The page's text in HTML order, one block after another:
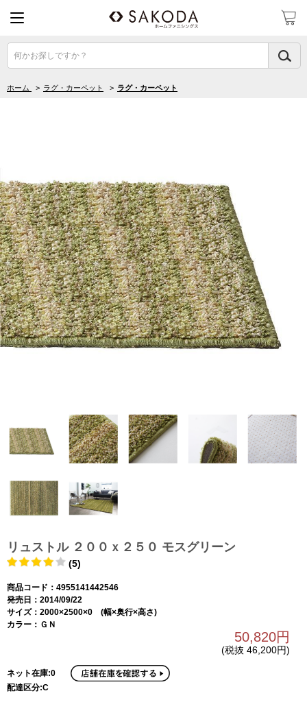
何かお探しですか？
ホーム > ラグ・カーペット > ラグ・カーペット
リュストル ２００ｘ２５０ モスグリーン
(5)
商品コード：4955141442546
発売日：2014/09/22
サイズ：2000×2500×0 (幅×奥行×高さ)
カラー：ＧＮ
50,820円
(税抜 46,200円)
ネット在庫:0
配達区分:C